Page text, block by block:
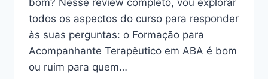
bom? Nesse review completo, vou explorar
todos os aspectos do curso para responder
às suas perguntas: o Formação para
Acompanhante Terapêutico em ABA é bom
ou ruim para quem…